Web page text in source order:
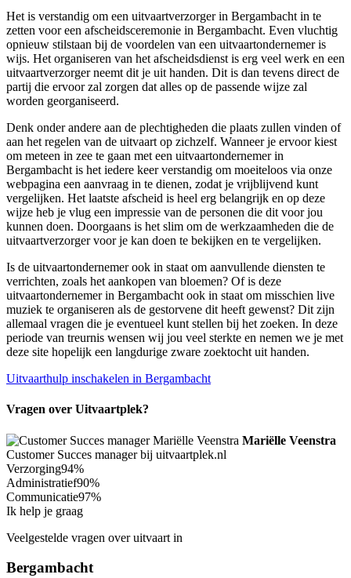
Het is verstandig om een uitvaartverzorger in Bergambacht in te
zetten voor een afscheidsceremonie in Bergambacht. Even vluchtig
opnieuw stilstaan bij de voordelen van een uitvaartondernemer is
wijs. Het organiseren van het afscheidsdienst is erg veel werk en een
uitvaartverzorger neemt dit je uit handen. Dit is dan tevens direct de
partij die ervoor zal zorgen dat alles op de passende wijze zal
worden georganiseerd.
Denk onder andere aan de plechtigheden die plaats zullen vinden of
aan het regelen van de uitvaart op zichzelf. Wanneer je ervoor kiest
om meteen in zee te gaan met een uitvaartondernemer in
Bergambacht is het iedere keer verstandig om moeiteloos via onze
webpagina een aanvraag in te dienen, zodat je vrijblijvend kunt
vergelijken. Het laatste afscheid is heel erg belangrijk en op deze
wijze heb je vlug een impressie van de personen die dit voor jou
kunnen doen. Doorgaans is het slim om de werkzaamheden die de
uitvaartverzorger voor je kan doen te bekijken en te vergelijken.
Is de uitvaartondernemer ook in staat om aanvullende diensten te
verrichten, zoals het aankopen van bloemen? Of is deze
uitvaartondernemer in Bergambacht ook in staat om misschien live
muziek te organiseren als de gestorvene dit heeft gewenst? Dit zijn
allemaal vragen die je eventueel kunt stellen bij het zoeken. In deze
periode van treurnis wensen wij jou veel sterkte en nemen we je met
deze site hopelijk een langdurige zware zoektocht uit handen.
Uitvaarthulp inschakelen in Bergambacht
Vragen over Uitvaartplek?
Mariëlle Veenstra
Customer Succes manager bij uitvaartplek.nl
Verzorging94%
Administratief90%
Communicatie97%
Ik help je graag
Veelgestelde vragen over uitvaart in
Bergambacht